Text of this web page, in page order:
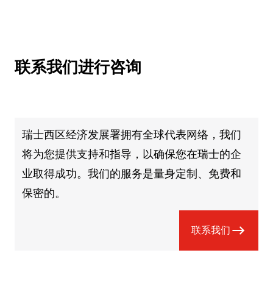
联系我们进行咨询
瑞士西区经济发展署拥有全球代表网络，我们
将为您提供支持和指导，以确保您在瑞士的企
业取得成功。我们的服务是量身定制、免费和
保密的。
联系我们